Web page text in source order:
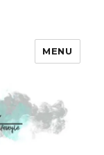
MENU